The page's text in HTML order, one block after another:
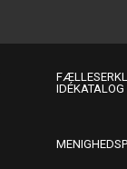
IDÉKATALOG